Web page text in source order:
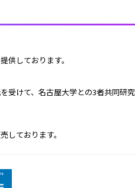
供しております。
しております。